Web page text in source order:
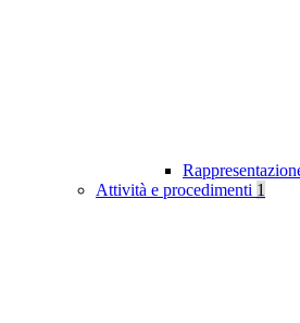
Attività e procedimenti 1